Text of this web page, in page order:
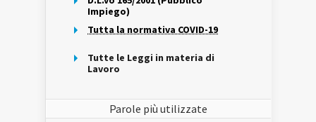
Impiego)
Tutta la normativa COVID-19
Tutte le Leggi in materia di
Lavoro
Parole più utilizzate